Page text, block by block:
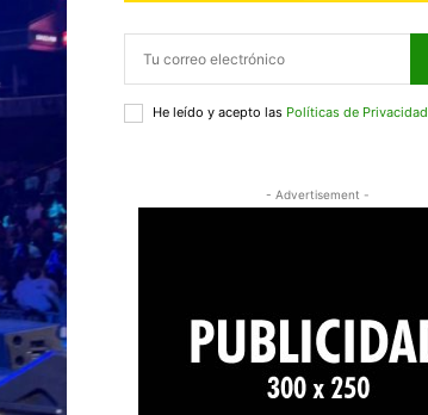
He leído y acepto las Políticas de Privacidad
- Advertisement -